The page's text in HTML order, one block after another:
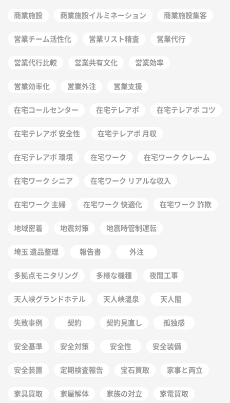
商業施設 商業施設イルミネーション 商業施設集客
営業チーム活性化 営業リスト精査 営業代行
営業代行比較 営業共有文化 営業効率
営業効率化 営業外注 営業支援
在宅コールセンター 在宅テレアポ 在宅テレアポ コツ
在宅テレアポ 安全性 在宅テレアポ 月収
在宅テレアポ 環境 在宅ワーク 在宅ワーク クレーム
在宅ワーク シニア 在宅ワーク リアルな収入
在宅ワーク 主婦 在宅ワーク 快適化 在宅ワーク 詐欺
地域密着 地震対策 地震時管制運転
埼玉 遺品整理 報告書 外注
多拠点モニタリング 多様な機種 夜間工事
天人峡グランドホテル 天人峡温泉 天人閣
失敗事例 契約 契約見直し 孤独感
安全基準 安全対策 安全性 安全装備
安全装置 定期検査報告 宝石買取 家事と両立
家具買取 家屋解体 家族の対立 家電買取